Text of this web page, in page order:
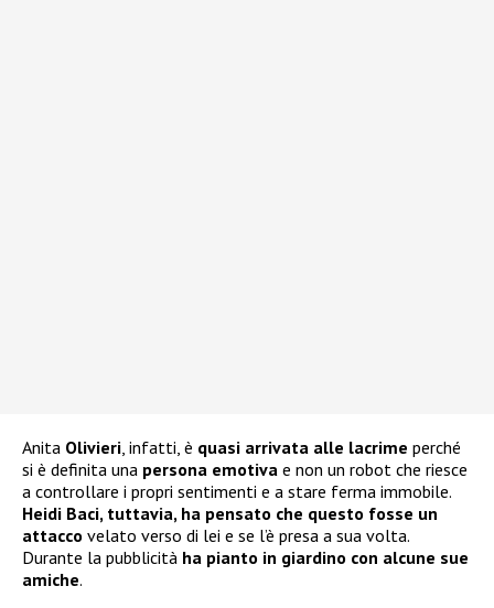
Anita Olivieri, infatti, è quasi arrivata alle lacrime perché
si è definita una persona emotiva e non un robot che riesce
a controllare i propri sentimenti e a stare ferma immobile.
Heidi Baci, tuttavia, ha pensato che questo fosse un
attacco velato verso di lei e se l’è presa a sua volta.
Durante la pubblicità ha pianto in giardino con alcune sue
amiche.